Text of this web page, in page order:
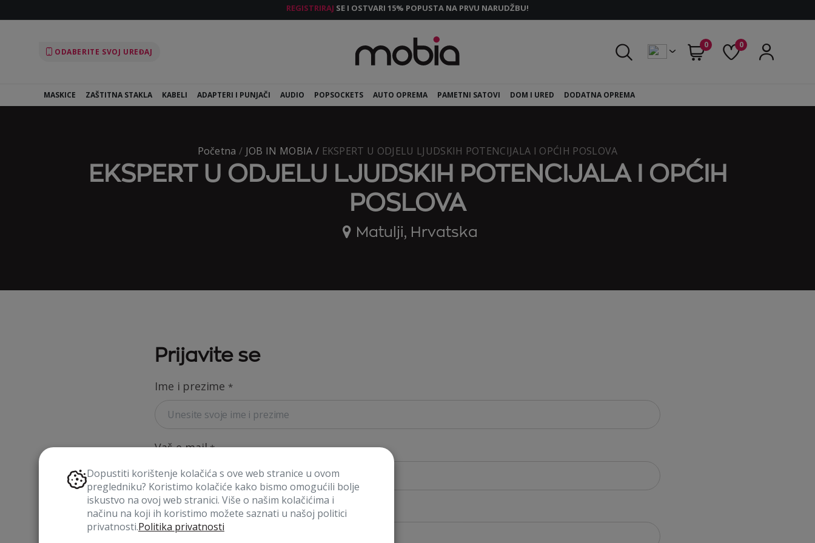
REGISTRIRAJ SE I OSTVARI 15% POPUSTA NA PRVU NARUDŽBU!
ODABERITE SVOJ UREĐAJ
0 0
MASKICE ZAŠTITNA STAKLA KABELI ADAPTERI I PUNJAČI AUDIO POPSOCKETS AUTO OPREMA PAMETNI SATOVI DOM I URED DODATNA OPREMA
Početna / JOB IN MOBIA / EKSPERT U ODJELU LJUDSKIH POTENCIJALA I OPĆIH POSLOVA
EKSPERT U ODJELU LJUDSKIH POTENCIJALA I OPĆIH
POSLOVA
Matulji, Hrvatska
Prijavite se
Ime i prezime *
Vaš e-mail *
U kojem gradu želiš raditi?
Dopustiti korištenje kolačića s ove web stranice u ovom
pregledniku? Koristimo kolačiće kako bismo omogućili bolje
iskustvo na ovoj web stranici. Više o našim kolačićima i
načinu na koji ih koristimo možete saznati u našoj politici
privatnosti.Politika privatnosti